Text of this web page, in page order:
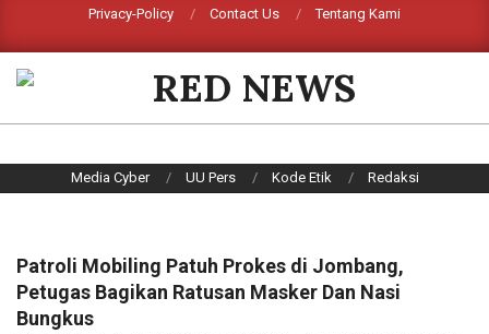
content
Privacy-Policy Contact Us
Tentang Kami
RED
NEWS
Media Cyber UU Pers Kode Etik Redaksi
Patroli Mobiling Patuh Prokes di Jombang,
Petugas Bagikan Ratusan Masker Dan Nasi
Bungkus